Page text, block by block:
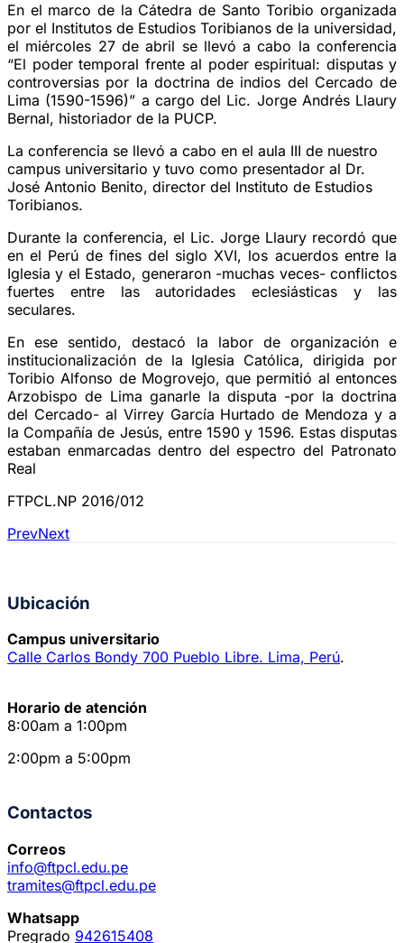
En el marco de la Cátedra de Santo Toribio organizada
por el Institutos de Estudios Toribianos de la universidad,
el miércoles 27 de abril se llevó a cabo la conferencia
“El poder temporal frente al poder espiritual: disputas y
controversias por la doctrina de indios del Cercado de
Lima (1590-1596)” a cargo del Lic. Jorge Andrés Llaury
Bernal, historiador de la PUCP.
La conferencia se llevó a cabo en el aula III de nuestro
campus universitario y tuvo como presentador al Dr.
José Antonio Benito, director del Instituto de Estudios
Toribianos.
Durante la conferencia, el Lic. Jorge Llaury recordó que
en el Perú de fines del siglo XVI, los acuerdos entre la
Iglesia y el Estado, generaron -muchas veces- conflictos
fuertes entre las autoridades eclesiásticas y las
seculares.
En ese sentido, destacó la labor de organización e
institucionalización de la Iglesia Católica, dirigida por
Toribio Alfonso de Mogrovejo, que permitió al entonces
Arzobispo de Lima ganarle la disputa -por la doctrina
del Cercado- al Virrey García Hurtado de Mendoza y a
la Compañía de Jesús, entre 1590 y 1596. Estas disputas
estaban enmarcadas dentro del espectro del Patronato
Real
FTPCL.NP 2016/012
PrevNext
Ubicación
Campus universitario
Calle Carlos Bondy 700 Pueblo Libre. Lima, Perú.
Horario de atención
8:00am a 1:00pm
2:00pm a 5:00pm
Contactos
Correos
info@ftpcl.edu.pe
tramites@ftpcl.edu.pe
Whatsapp
Pregrado 942615408